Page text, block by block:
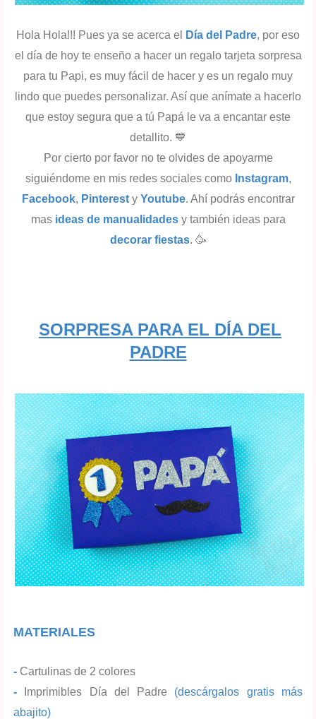
Hola Hola!!! Pues ya se acerca el Día del Padre, por eso
el día de hoy te enseño a hacer un regalo tarjeta sorpresa
para tu Papi, es muy fácil de hacer y es un regalo muy
lindo que puedes personalizar. Así que anímate a hacerlo
que estoy segura que a tú Papá le va a encantar este
detallito. 💙
Por cierto por favor no te olvides de apoyarme
siguiéndome en mis redes sociales como Instagram,
Facebook, Pinteresty Youtube. Ahí podrás encontrar
mas ideas de manualidadesy también ideas para
decorar fiestas. 🥳
SORPRESA PARA EL DÍA DEL
PADRE
MATERIALES
- Cartulinas de 2 colores
- Imprimibles Día del Padre (descárgalos gratis más
abajito)